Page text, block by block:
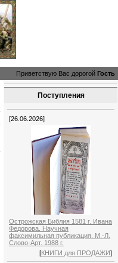
Приветствую Вас дорогой Гость
Поступления
[26.06.2026]
Острожская Библия 1581 г. Ивана
Федорова. Научная
факсимильная публикация. М.-Л.
Слово-Арт. 1988 г.
[КНИГИ для ПРОДАЖИ]